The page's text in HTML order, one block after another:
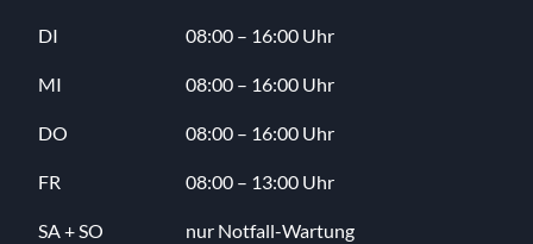
DI 08:00 – 16:00 Uhr
MI 08:00 – 16:00 Uhr
DO 08:00 – 16:00 Uhr
FR 08:00 – 13:00 Uhr
SA + SO nur Notfall-Wartung